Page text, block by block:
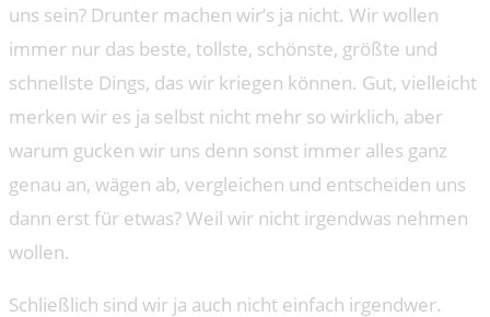
uns sein? Drunter machen wir’s ja nicht. Wir wollen
immer nur das beste, tollste, schönste, größte und
schnellste Dings, das wir kriegen können. Gut, vielleicht
merken wir es ja selbst nicht mehr so wirklich, aber
warum gucken wir uns denn sonst immer alles ganz
genau an, wägen ab, vergleichen und entscheiden uns
dann erst für etwas? Weil wir nicht irgendwas nehmen
wollen.
Schließlich sind wir ja auch nicht einfach irgendwer.